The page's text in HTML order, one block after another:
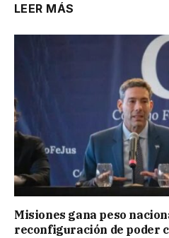
LEER MÁS
Misiones gana peso
reconfiguración de poder